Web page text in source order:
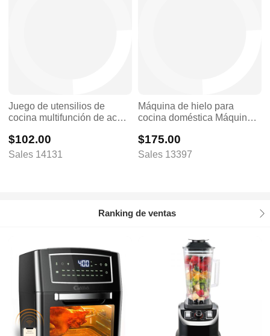
Juego de utensilios de
cocina multifunción de acero
con juego de utensilios de
cocina
$102.00
Sales 14131
Máquina de hielo para
cocina doméstica Máquina
$175.00
Sales 13397
Ranking de ventas 